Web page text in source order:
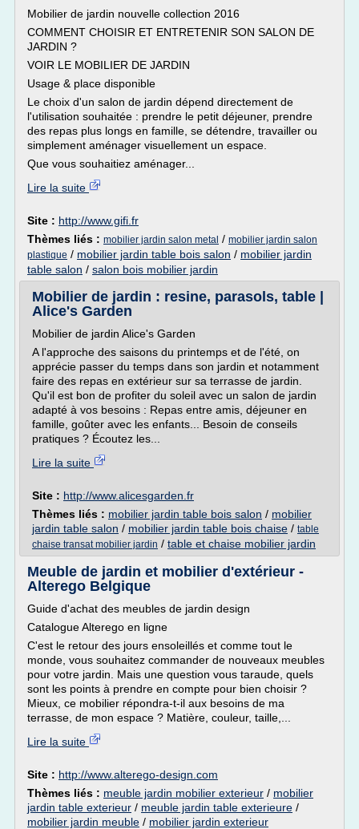
Mobilier de jardin nouvelle collection 2016
COMMENT CHOISIR ET ENTRETENIR SON SALON DE
JARDIN ?
VOIR LE MOBILIER DE JARDIN
Usage & place disponible
Le choix d'un salon de jardin dépend directement de
l'utilisation souhaitée : prendre le petit déjeuner, prendre
des repas plus longs en famille, se détendre, travailler ou
simplement aménager visuellement un espace.
Que vous souhaitiez aménager...
Lire la suite
Site : http://www.gifi.fr
Thèmes liés : mobilier jardin salon metal / mobilier jardin salon
plastique / mobilier jardin table bois salon / mobilier jardin
table salon / salon bois mobilier jardin
Mobilier de jardin : resine, parasols, table |
Alice's Garden
Mobilier de jardin Alice's Garden
A l'approche des saisons du printemps et de l'été, on
apprécie passer du temps dans son jardin et notamment
faire des repas en extérieur sur sa terrasse de jardin.
Qu'il est bon de profiter du soleil avec un salon de jardin
adapté à vos besoins : Repas entre amis, déjeuner en
famille, goûter avec les enfants... Besoin de conseils
pratiques ? Écoutez les...
Lire la suite
Site : http://www.alicesgarden.fr
Thèmes liés : mobilier jardin table bois salon / mobilier
jardin table salon / mobilier jardin table bois chaise / table
chaise transat mobilier jardin / table et chaise mobilier jardin
Meuble de jardin et mobilier d'extérieur -
Alterego Belgique
Guide d'achat des meubles de jardin design
Catalogue Alterego en ligne
C'est le retour des jours ensoleillés et comme tout le
monde, vous souhaitez commander de nouveaux meubles
pour votre jardin. Mais une question vous taraude, quels
sont les points à prendre en compte pour bien choisir ?
Mieux, ce mobilier répondra-t-il aux besoins de ma
terrasse, de mon espace ? Matière, couleur, taille,...
Lire la suite
Site : http://www.alterego-design.com
Thèmes liés : meuble jardin mobilier exterieur / mobilier
jardin table exterieur / meuble jardin table exterieure /
mobilier jardin meuble / mobilier jardin exterieur